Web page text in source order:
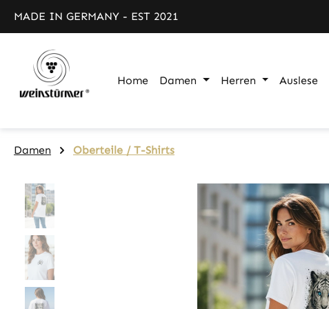
Hauptinhalt springen
Zur Suche springen
Zur Hauptnavigation springen
MADE IN GERMANY - EST 2021
Home Damen Herren Auslese
Damen Oberteile / T-Shirts
Bildergalerie überspringen